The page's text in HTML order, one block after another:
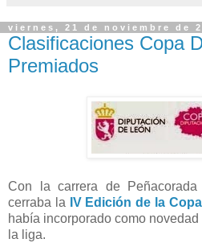
viernes, 21 de noviembre de
Clasificaciones Copa
Premiados
Con la carrera de
cerraba la IV Edición de la
había incorporado como
la liga.